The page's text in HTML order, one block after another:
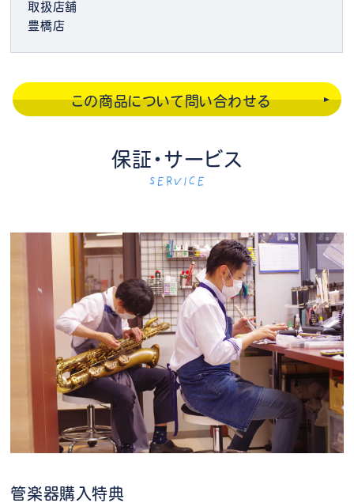
取扱店舗
豊橋店
この商品について問い合わせる
保証・サービス
SERVICE
管楽器購入特典